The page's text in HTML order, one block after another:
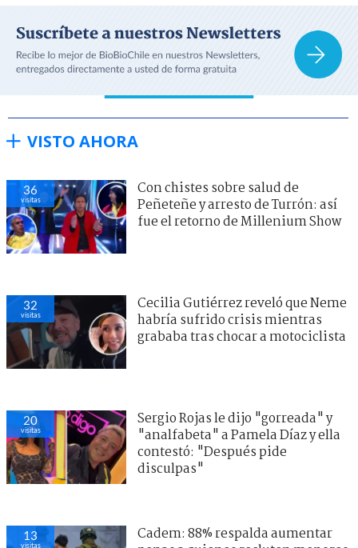
VISTO AHORA
36
visitas
Con chistes sobre salud de
Peñeteñe y arresto de Turrón: así
fue el retorno de Millenium Show
32
visitas
Cecilia Gutiérrez reveló que Neme
habría sufrido crisis mientras
grababa tras chocar a motociclista
20
visitas
Sergio Rojas le dijo "gorreada" y
"analfabeta" a Pamela Díaz y ella
contestó: "Después pide
disculpas"
13
visitas
Cadem: 88% respalda aumentar